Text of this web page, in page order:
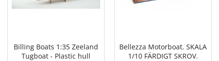
Billing Boats 1:35 Zeeland
Tugboat - Plastic hull
Bellezza Motorboat. SKALA
1/10 FÄRDIGT SKROV.